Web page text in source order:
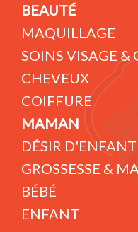
BEAUTÉ
MAQUILLAGE
SOINS VISAGE &
CHEVEUX
COIFFURE
MAMAN
DÉSIR D'ENFANT
GROSSESSE &
BÉBÉ
ENFANT